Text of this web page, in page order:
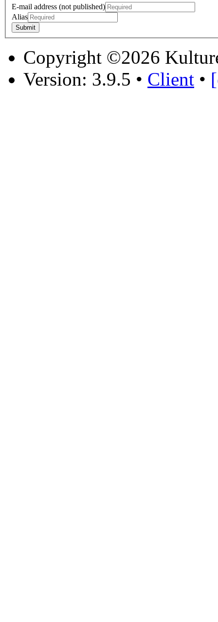
E-mail address (not published)
Alias
Copyright ©2026
Version: 3.9.5 • Client •